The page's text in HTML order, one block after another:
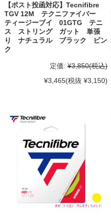
【ポスト投函対応】Tecnifibre
TGV 12M テクニファイバー
ティージーブイ 01GTG テニ
ス ストリング ガット 単張
り ナチュラル ブラック ピン
ク
定価: ¥3,850(税込)
¥3,465(税抜 ¥3,150)